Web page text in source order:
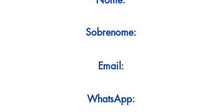
Sobrenome:
Email:
WhatsApp: